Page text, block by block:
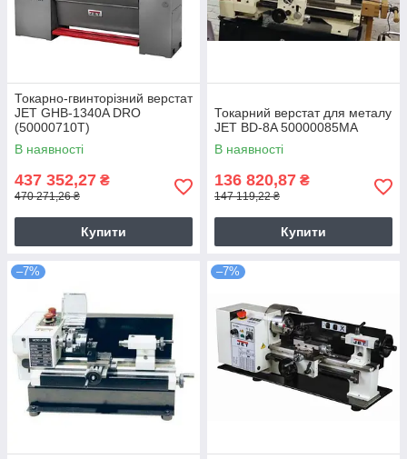
Токарно-гвинторізний верстат
JET GHB-1340A DRO
(50000710T)
В наявності
437 352,27 ₴
470 271,26 ₴
Купити
Токарний верстат для металу
JET BD-8A 50000085MA
В наявності
136 820,87 ₴
147 119,22 ₴
Купити
–7% –7%